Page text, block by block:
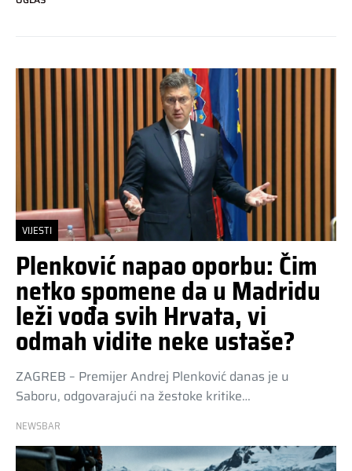
VIJESTI
Plenković napao oporbu: Čim
netko spomene da u Madridu
leži vođa svih Hrvata, vi
odmah vidite neke ustaše?
ZAGREB – Premijer Andrej Plenković danas je u
Saboru, odgovarajući na žestoke kritike…
NEWSBAR